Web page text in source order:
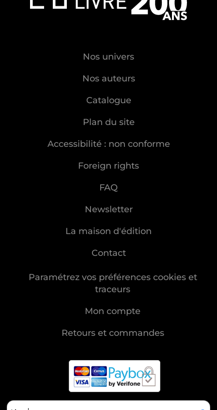
Nos univers
Nos auteurs
Catalogue
Plan du site
Accessibilité : non conforme
Foreign rights
FAQ
Newsletter
La maison d'édition
Contact
Paramétrez vos préférences cookies et
traceurs
Mon compte
Retours et commandes